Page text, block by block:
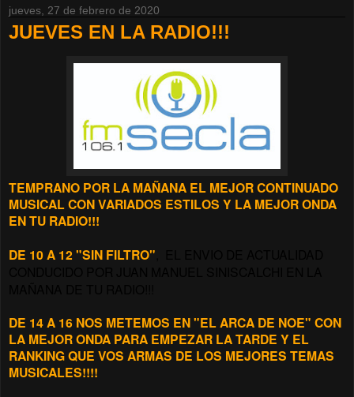
jueves, 27 de febrero de 2020
JUEVES EN LA RADIO!!!
TEMPRANO POR LA MAÑANA EL MEJOR CONTINUADO
MUSICAL CON VARIADOS ESTILOS Y LA MEJOR ONDA
EN TU RADIO!!!
DE 10 A 12 "SIN FILTRO"
DE 14 A 16 NOS METEMOS EN "EL ARCA DE NOE" CON
LA MEJOR ONDA PARA EMPEZAR LA TARDE Y EL
RANKING QUE VOS ARMAS DE LOS MEJORES TEMAS
MUSICALES!!!!